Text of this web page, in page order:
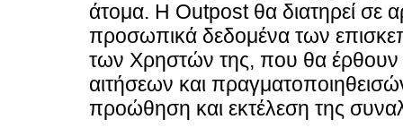
άτομα. Η Outpost θα διατηρεί σε
προσωπικά δεδομένα των
των Χρηστών της, που θα
αιτήσεων και
προώθηση και εκτέλεση της